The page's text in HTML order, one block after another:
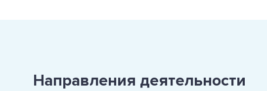
Направления деятельности